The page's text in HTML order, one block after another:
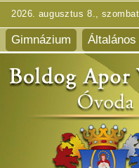
2026. augusztus 8.,
Gimnázium